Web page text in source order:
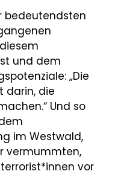
bedeutendsten
und dem
„Die
darin, die
Und so
im Westwald,
vermummten,
vor